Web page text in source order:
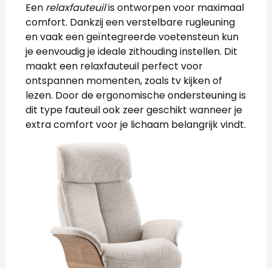
Een relaxfauteuilis ontworpen voor maximaal
comfort. Dankzij een verstelbare rugleuning
en vaak een geïntegreerde voetensteun kun
je eenvoudig je ideale zithouding instellen. Dit
maakt een relaxfauteuil perfect voor
ontspannen momenten, zoals tv kijken of
lezen. Door de ergonomische ondersteuning is
dit type fauteuil ook zeer geschikt wanneer je
extra comfort voor je lichaam belangrijk vindt.